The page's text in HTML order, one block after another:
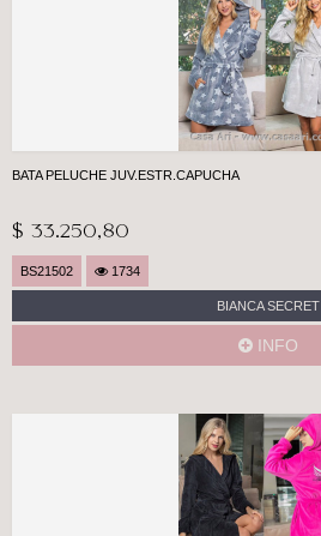
BATA PELUCHE JUV.ESTR.CAPUCHA
$ 33.250,80
BS21502 1734
BIANCA SECRET
INFO